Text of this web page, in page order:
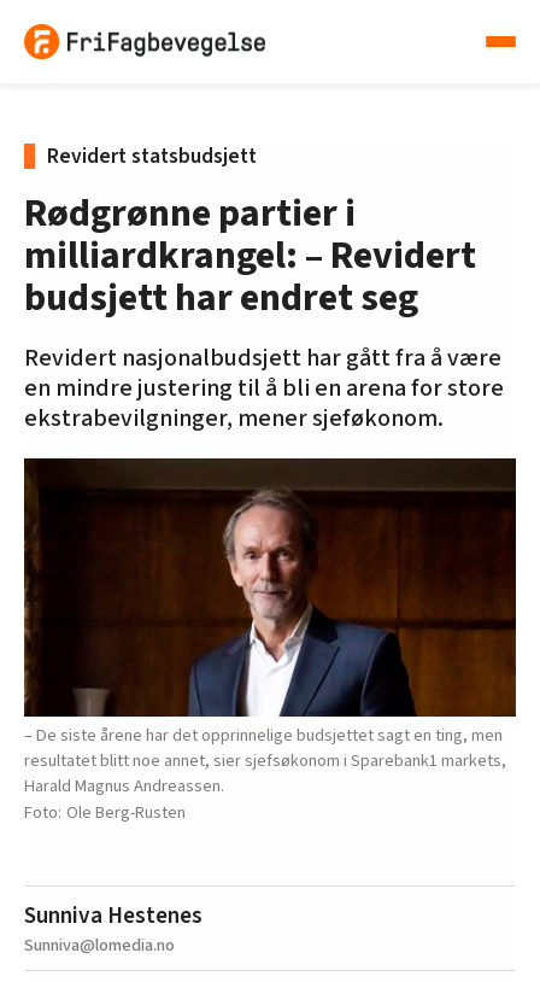
Revidert statsbudsjett
Rødgrønne partier i
milliardkrangel: – Revidert
budsjett har endret seg
Revidert nasjonalbudsjett har gått fra å være
en mindre justering til å bli en arena for store
ekstrabevilgninger, mener sjeføkonom.
– De siste årene har det opprinnelige budsjettet sagt en ting, men
resultatet blitt noe annet, sier sjefsøkonom i Sparebank1 markets,
Harald Magnus Andreassen.
Ole Berg-Rusten
Sunniva Hestenes
Sunniva@lomedia.no